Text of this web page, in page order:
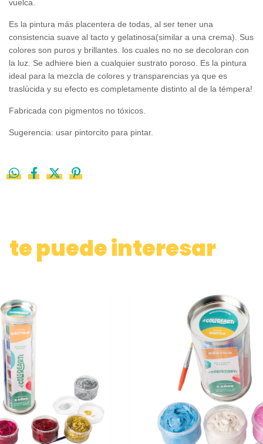
vuelca.
Es la pintura más placentera de todas, al ser tener una
consistencia suave al tacto y gelatinosa(similar a una crema). Sus
colores son puros y brillantes. los cuales no no se decoloran con
la luz. Se adhiere bien a cualquier sustrato poroso. Es la pintura
ideal para la mezcla de colores y transparencias ya que es
traslúcida y su efecto es completamente distinto al de la témpera!
Fabricada con pigmentos no tóxicos.
Sugerencia: usar pintorcito para pintar.
te puede interesar